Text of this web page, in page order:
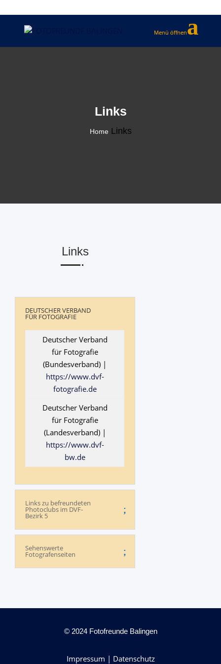
Links
HomeLinks
Links
DEUTSCHER VERBAND
FÜR FOTOGRAFIE
Deutscher Verband
für Fotografie
(Bundesverband) |
https://www.dvf-
fotografie.de
Deutscher Verband
für Fotografie
(Landesverband) |
https://www.dvf-
bw.de
Links zu befreundeten
Photoclubs im DVF-
Bezirk 5
Sehenswerte
Fotografenseiten
© 2024 Fotofreunde Balingen
Impressum | Datenschutz